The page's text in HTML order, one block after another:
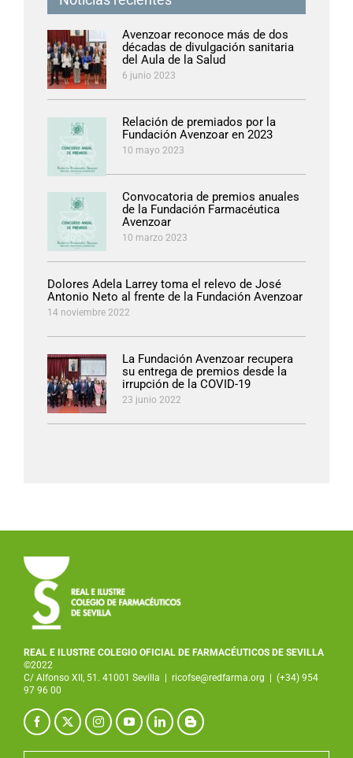
Avenzoar reconoce más de dos
décadas de divulgación sanitaria
del Aula de la Salud
6 junio 2023
Relación de premiados por la
Fundación Avenzoar en 2023
10 mayo 2023
Convocatoria de premios anuales
de la Fundación Farmacéutica
Avenzoar
10 marzo 2023
Dolores Adela Larrey toma el relevo de José
Antonio Neto al frente de la Fundación Avenzoar
14 noviembre 2022
La Fundación Avenzoar recupera
su entrega de premios desde la
irrupción de la COVID-19
23 junio 2022
REAL E ILUSTRE COLEGIO OFICIAL DE FARMACÉUTICOS DE SEVILLA
©2022
C/ Alfonso XII, 51. 41001 Sevilla | ricofse@redfarma.org | (+34) 954
97 96 00